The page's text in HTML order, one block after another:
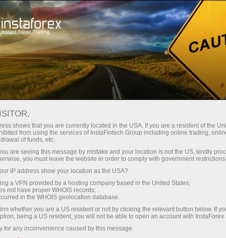
กับ InstaForex คุณจะได้รับเงื่อนไขที่
สูงสุด 1:5000 สเปรดและค่า
คอมมิชชั่นที่ดีที่สุดในตลาด รวมถึง
เงื่อนไขที่เหมาะสมสำหรับการเทรด
หุ้นและดัชนี
สเปรดต่ำมาก — กำไรสูง
โบนัส 30%
สำหรับทุกการฝาก
ความเร็ว
ในการเทรดและบนทางหลวง
แจ็กพอตของขวัญส่วนตัวของคุณ
shows that you are currently located in the USA. If you are a resident of the
from using the services of InstaFintech Group including online trading,
of funds, etc.
are seeing this message by mistake and your location is not the US, kindly
you must leave the website in order to comply with government
IP address show your location as the USA?
a VPN provided by a hosting company based in the United States;
not have proper WHOIS records;
in the WHOIS geolocation database.
whether you are a US resident or not by clicking the relevant button below. If
being a US resident, you will not be able to open an account with InstaForex
for any inconvenience caused by this message.